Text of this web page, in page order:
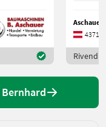
Aschauer
4371